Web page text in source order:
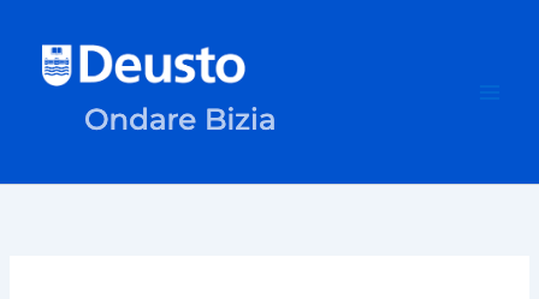
contenido